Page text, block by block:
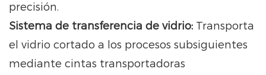
precisión.
Sistema de transferencia de vidrio: Transporta
el vidrio cortado a los procesos subsiguientes
mediante cintas transportadoras